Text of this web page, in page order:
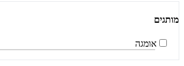
מותגים
אומגה